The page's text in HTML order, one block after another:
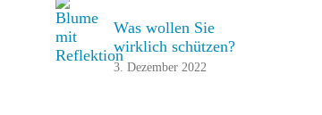
Was wollen Sie
wirklich schützen?
3. Dezember 2022